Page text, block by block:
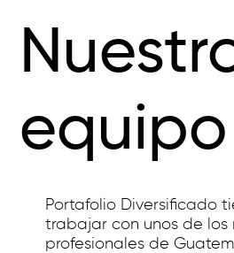
equipo
Portafolio Diversificado
trabajar con unos de los
profesionales de